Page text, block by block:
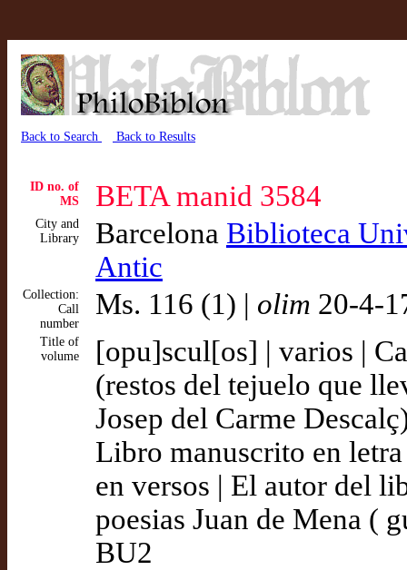
Back to Search Back to Results
ID no. of
MS
BETA manid 3584
City and
Library
Barcelona Biblioteca
Antic
Collection:
Call
number
Ms. 116 (1) | olim 20-4-
Title of
volume
[opu]scul[os] | varios |
(restos del tejuelo que
Josep del Carme
Libro manuscrito en
en versos | El autor del
poesias Juan de Mena (
BU2